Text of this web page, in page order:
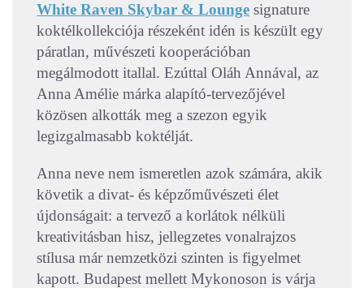
White Raven Skybar & Lounge signature
koktélkollekciója részeként idén is készült egy
páratlan, művészeti kooperációban
megálmodott itallal. Ezúttal Oláh Annával, az
Anna Amélie márka alapító-tervezőjével
közösen alkották meg a szezon egyik
legizgalmasabb koktélját.
Anna neve nem ismeretlen azok számára, akik
követik a divat- és képzőművészeti élet
újdonságait: a tervező a korlátok nélküli
kreativitásban hisz, jellegzetes vonalrajzos
stílusa már nemzetközi szinten is figyelmet
kapott. Budapest mellett Mykonoson is várja